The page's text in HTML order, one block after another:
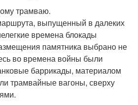
трамваю.
выпущенный в далеких
времена блокады
памятника выбрано не
во времена войны были
баррикады, материалом
трамвайные вагоны, сверху